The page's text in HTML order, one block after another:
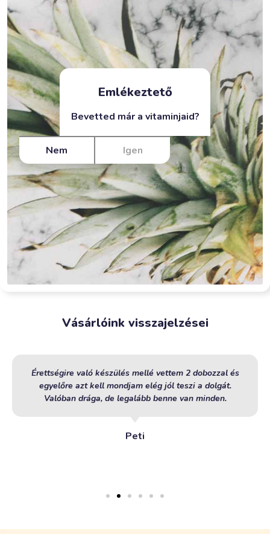
Emlékeztető
Bevetted már a vitaminjaid?
Nem Igen
Vásárlóink visszajelzései
Érettségire való készülés mellé vettem 2 dobozzal és
egyelőre azt kell mondjam elég jól teszi a dolgát.
Valóban drága, de legalább benne van minden.
Peti